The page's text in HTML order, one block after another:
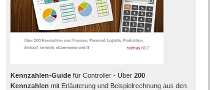
Kennzahlen-Guidefür Controller - Über 200
Kennzahlen mit Erläuterung und Beispielrechnung aus den